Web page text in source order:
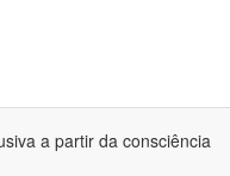
a partir da consciência